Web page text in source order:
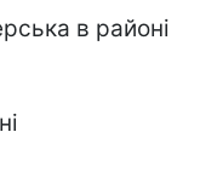
в районі